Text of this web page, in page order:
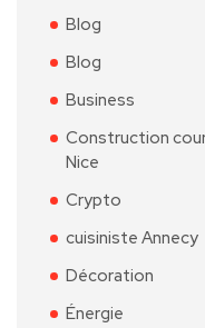
Blog
Blog
Business
Construction
Nice
Crypto
cuisiniste Annecy
Décoration
Énergie